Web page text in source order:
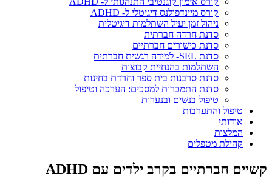
קורס מיינדפולנס דיגיטלי ל- ADHD
ניהול זמן יעיל השתלמות דיגיטלית
סדנת חרדה חברתית
סדנת כישורים חברתיים
סדנת SEL- למידה רגשית חברתית
השתלמות בהנחיית קבוצות
סדנת סרבנות בית ספר וחרדת בחינות
סדנת התמכרות למסכים: הערכה וטיפול
טיפול בנשים ובנערות
טיפול והתערבות
אודותי
המלצות
קהילת מטפלים
קשיים חברתיים בקרב ילדים עם ADHD